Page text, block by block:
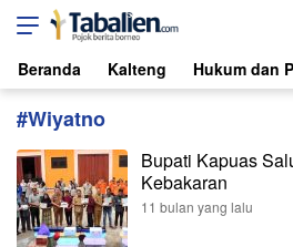
Tabalien.com
Lokal, Independen, dari Borneo
Beranda Kalteng Hukum dan
#Wiyatno
Bupati Kapuas
Kebakaran
11 bulan yang lalu